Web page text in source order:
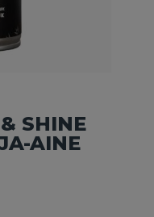
SHINE
AINE